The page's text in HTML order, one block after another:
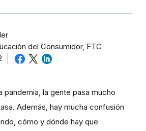
del Consumidor, FTC
pandemia, la gente pasa mucho
Además, hay mucha confusión
cómo y dónde hay que